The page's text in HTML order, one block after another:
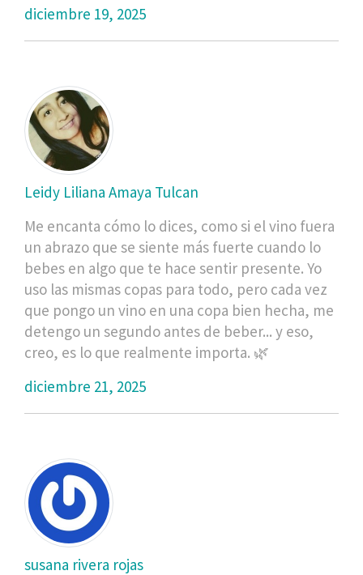
diciembre 19, 2025
Leidy Liliana Amaya Tulcan
Me encanta cómo lo dices, como si el vino fuera
un abrazo que se siente más fuerte cuando lo
bebes en algo que te hace sentir presente. Yo
uso las mismas copas para todo, pero cada vez
que pongo un vino en una copa bien hecha, me
detengo un segundo antes de beber... y eso,
creo, es lo que realmente importa. 🌿
diciembre 21, 2025
susana rivera rojas